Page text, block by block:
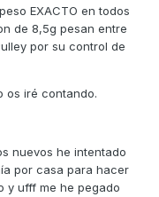
EXACTO en todos
de 8,5g pesan entre
por su control de
os iré contando.
nuevos he intentado
por casa para hacer
y ufff me he pegado